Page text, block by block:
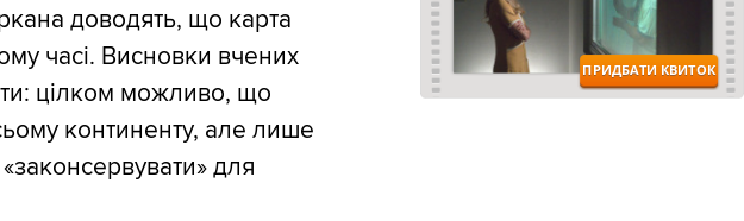
доводять, що карта
часі. Висновки вчених
цілком можливо, що
континенту, але лише
для